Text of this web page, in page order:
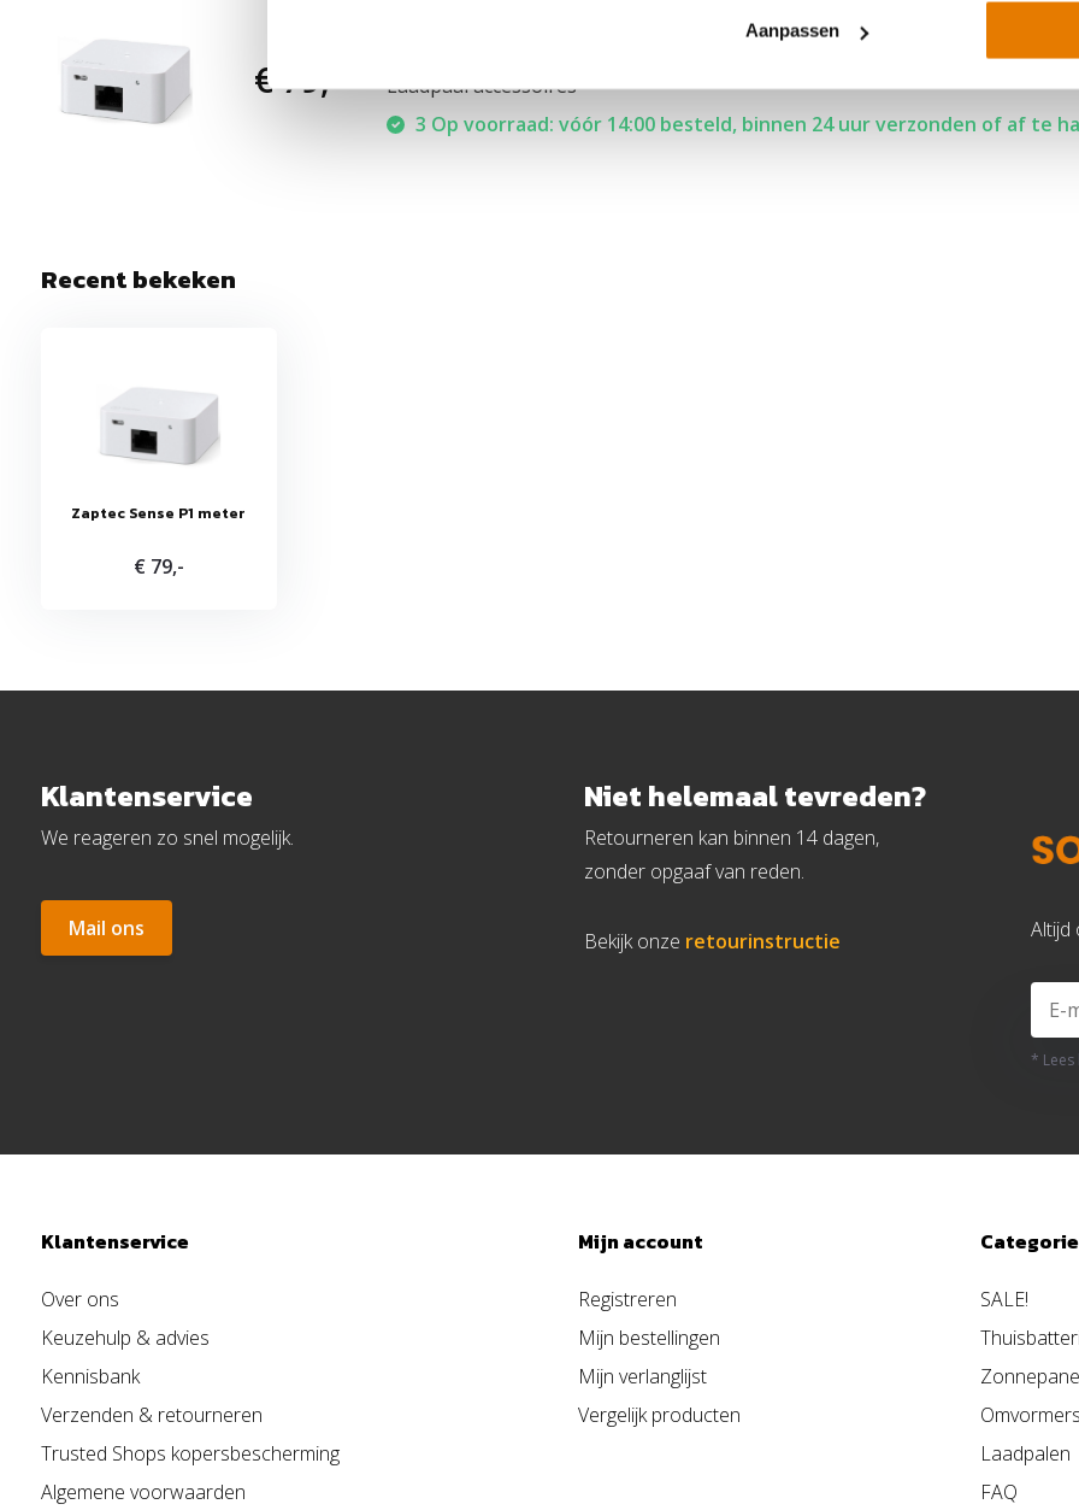
Aanpassen
€ 79,-
Laadpaal accessoires
3 Op voorraad: vóór 14:00 besteld, binnen 24 uur verzonden of af te
Recent bekeken
Zaptec Sense P1 meter
€ 79,-
Klantenservice
We reageren zo snel mogelijk.
Mail ons
Niet helemaal tevreden?
Retourneren kan binnen 14 dagen,
zonder opgaaf van reden.
Bekijk onze retourinstructie Altijd
* Lees
Klantenservice
Over ons
Keuzehulp & advies
Kennisbank
Verzenden & retourneren
Trusted Shops kopersbescherming
Algemene voorwaarden
Mijn account
Registreren
Mijn bestellingen
Mijn verlanglijst
Vergelijk producten
SALE!
Omvormers
Laadpalen
FAQ